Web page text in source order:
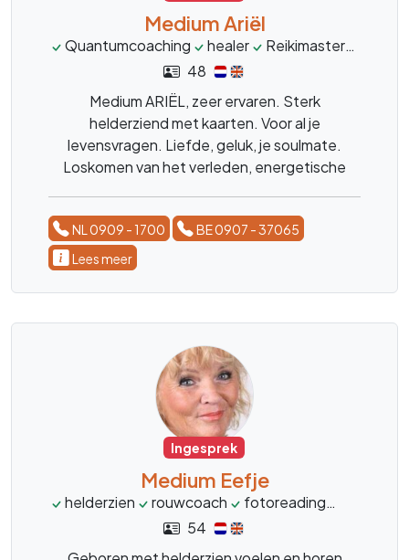
Medium Ariël
Quantumcoaching healer Reikimaster
48
Medium ARIËL, zeer ervaren. Sterk
helderziend met kaarten. Voor al je
levensvragen. Liefde, geluk, je soulmate.
Loskomen van het verleden, energetische
healing en inzicht
NL 0909 - 1700
BE 0907 - 37065
Lees meer
Ingesprek
Medium Eefje
helderzien rouwcoach fotoreading
54